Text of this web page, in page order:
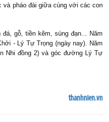
và pháo đài giữa cùng với các con
gỗ, tiền kẽm, súng đạn... Năm
- Lý Tự Trọng (ngày nay). Năm
Nhi đồng 2) và góc đường Lý Tự
thanhnien.vn